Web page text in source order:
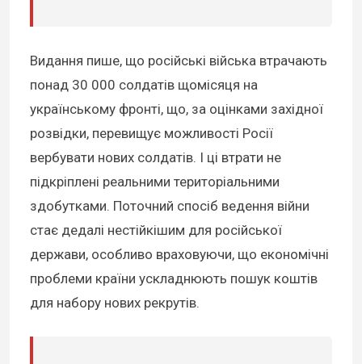
Видання пише, що російські війська втрачають
понад 30 000 солдатів щомісяця на
українському фронті, що, за оцінками західної
розвідки, перевищує можливості Росії
вербувати нових солдатів. І ці втрати не
підкріплені реальними територіальними
здобутками. Поточний спосіб ведення війни
стає дедалі нестійкішим для російської
держави, особливо враховуючи, що економічні
проблеми країни ускладнюють пошук коштів
для набору нових рекрутів.